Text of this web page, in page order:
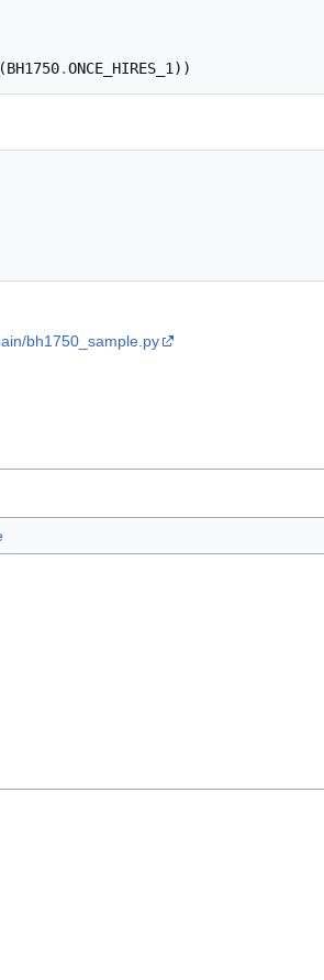
(BH1750.ONCE_HIRES_1 ))
bh1750_sample.py